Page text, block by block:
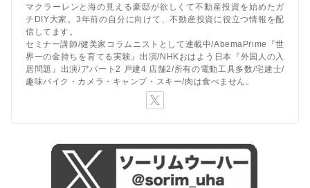
マクラーレンと海の見える豪邸が欲しくて不動産投資を始めたガ
チDIY大家。3年前の自分に向けて、不動産投資に役立つ情報を配
信してます。
セミナー講師/健美家コラムニストとして連載中/AbemaPrime『世
界一の金持ちを育てる実験』出演/NHKおはよう日本『外国人の入
居問題』出演/アパート2 戸建4 店舗2/所有の電動工具多数/宅建士/
趣味バイク・カメラ・キャンプ・スキー/肉は食べません。